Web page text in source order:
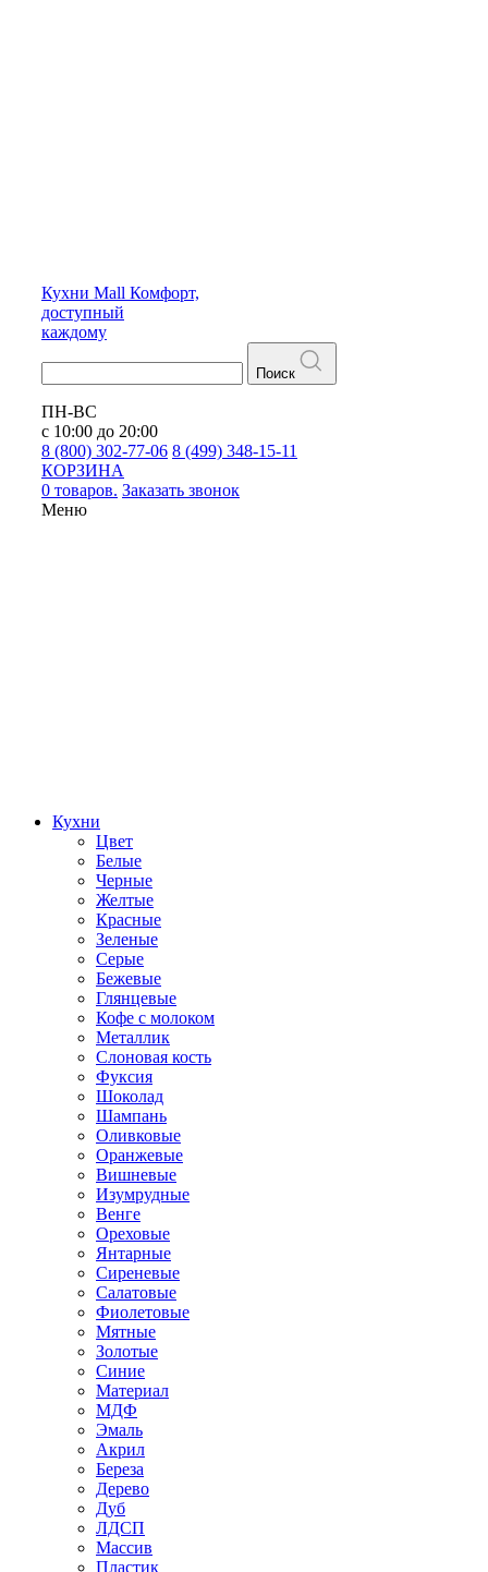
Кухни Mall Комфорт,
доступный
каждому
Поиск
ПН-ВС
с 10:00 до 20:00
8 (800) 302-77-06 8 (499) 348-15-11
КОРЗИНА
0 товаров. Заказать звонок
Меню
Кухни
Цвет
Белые
Черные
Желтые
Красные
Зеленые
Серые
Бежевые
Глянцевые
Кофе с молоком
Металлик
Слоновая кость
Фуксия
Шоколад
Шампань
Оливковые
Оранжевые
Вишневые
Изумрудные
Венге
Ореховые
Янтарные
Сиреневые
Салатовые
Фиолетовые
Мятные
Золотые
Синие
Материал
МДФ
Эмаль
Акрил
Береза
Дерево
Дуб
ЛДСП
Массив
Пластик